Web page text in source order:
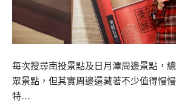
每次搜尋南投景點及日月潭周邊景點，
眾景點，但其實周邊還藏著不少值得慢
特…